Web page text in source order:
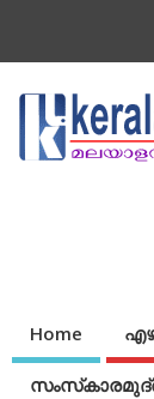
Home